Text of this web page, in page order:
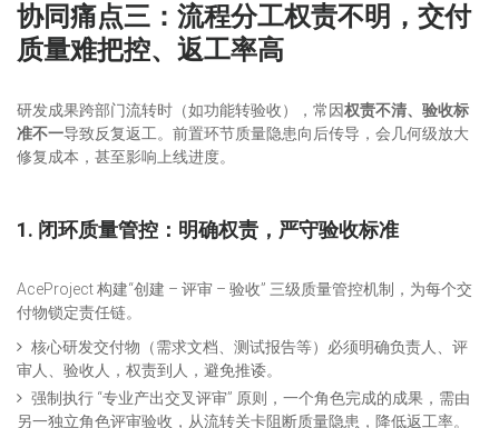
协同痛点三：流程分工权责不明，交付
质量难把控、返工率高
研发成果跨部门流转时（如功能转验收），常因权责不清、验收标
准不一导致反复返工。前置环节质量隐患向后传导，会几何级放大
修复成本，甚至影响上线进度。
1. 闭环质量管控：明确权责，严守验收标准
AceProject 构建“创建 – 评审 – 验收” 三级质量管控机制，为每个交
付物锁定责任链。
核心研发交付物（需求文档、测试报告等）必须明确负责人、评
审人、验收人，权责到人，避免推诿。
强制执行 “专业产出交叉评审” 原则，一个角色完成的成果，需由
另一独立角色评审验收，从流转关卡阻断质量隐患，降低返工率。